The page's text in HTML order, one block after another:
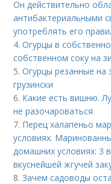
Он действительно
антибактериальными
употреблять его
4.Огурцы в
собственном соку на
5.Огурцы резанные на
грузински
6. Какие есть вишню.
не разочароваться
7. Перец халапеньо
условиях.
домашних условиях: 3
вкуснейшей жгучей
8.Зачем садоводы